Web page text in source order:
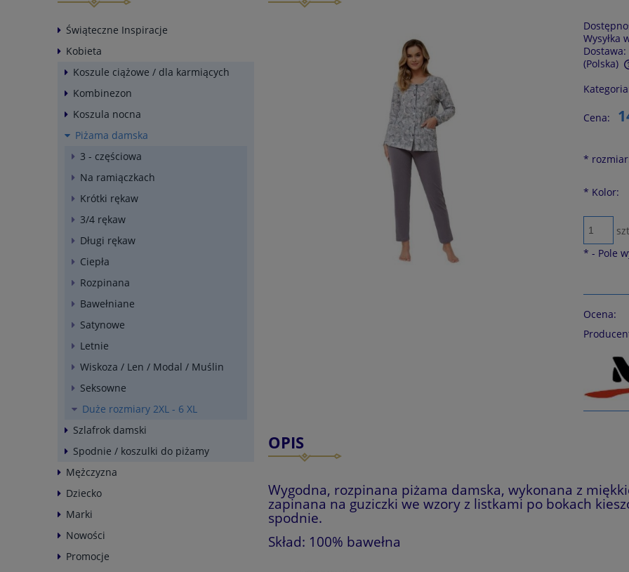
Świąteczne Inspiracje
Kobieta
Koszule ciążowe / dla karmiących
Kombinezon
Koszula nocna
Piżama damska
3 - częściowa
Na ramiączkach
Krótki rękaw
3/4 rękaw
Długi rękaw
Ciepła
Rozpinana
Bawełniane
Satynowe
Letnie
Wiskoza / Len / Modal / Muślin
Seksowne
Duże rozmiary 2XL - 6 XL
Szlafrok damski
Spodnie / koszulki do piżamy
Mężczyzna
Dziecko
Marki
Nowości
Promocje
Wysyłka
Dostawa:
(Polska)
Cena nie zawiera ewentualnych kosztów
płatności
Cena:
*
* Kolor:
* - Pole
Ocena:
OPIS
Wygodna, rozpinana piżama damska, wykonana z
zapinana na guziczki we wzory z listkami po bokach
spodnie.
Skład: 100% bawełna